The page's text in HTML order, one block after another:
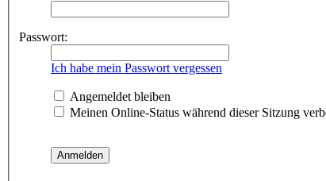
Passwort:
Ich habe mein Passwort vergessen
Angemeldet bleiben
Meinen Online-Status während dieser Sitzung